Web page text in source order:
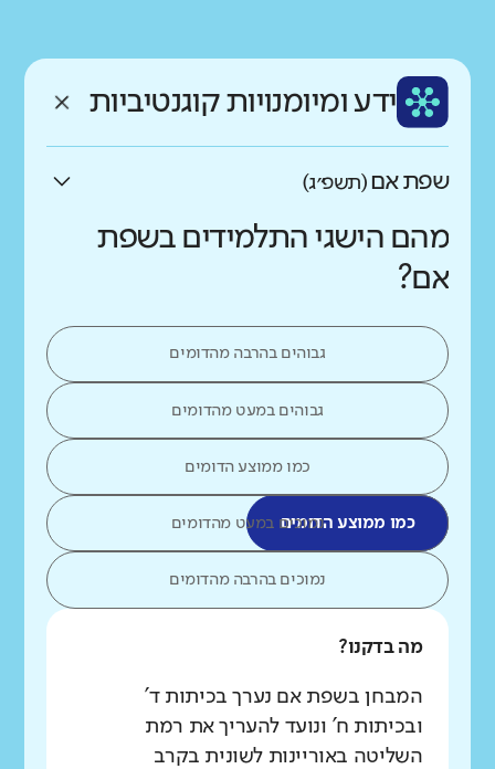
עברית ותיק
רקע חברתי כלכלי
נמוך ידע ומיומנויות קוגנטיביות
שפת אם(תשפ״ג)
מהם הישגי התלמידים בשפת
אם?
גבוהים בהרבה מהדומים
גבוהים במעט מהדומים
כמו ממוצע הדומים
כמו ממוצע הדומיםנמוכים במעט מהדומים
נמוכים בהרבה מהדומים
מה בדקנו?
המבחן בשפת אם נערך בכיתות ד'
ובכיתות ח' ונועד להעריך את רמת
השליטה באוריינות לשונית בקרב